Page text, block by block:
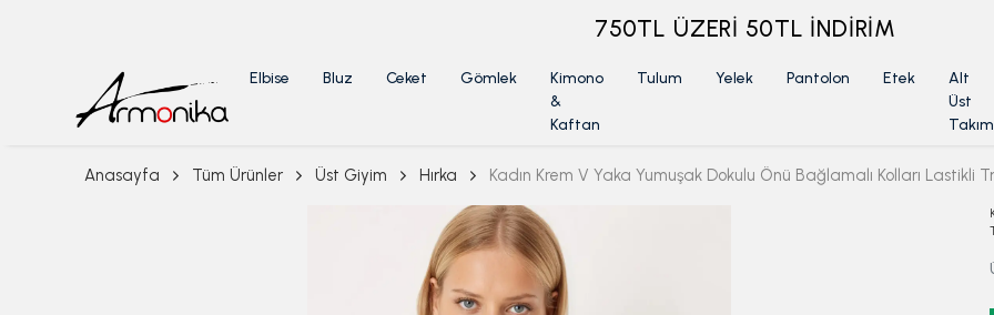
ÜYELİKSİZ SİPARİŞ İADE TALEBİ İÇİN TIKLA
Elbise Bluz Ceket Gömlek
Kimono
&
Kaftan
Tulum Yelek Pantolon Etek
Alt
Üst
Takım
Anasayfa Tüm Ürünler Üst Giyim Hırka Kadın Krem V Yaka Yumuşak Dokulu Önü Bağlamalı Kolları Lastikli